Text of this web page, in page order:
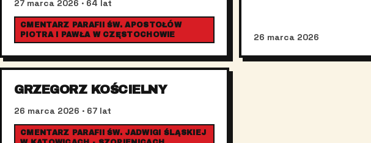
27 marca 2026 · 64 lat
CMENTARZ PARAFII ŚW. APOSTOŁÓW
PIOTRA I PAWŁA W CZĘSTOCHOWIE
26 marca 2026
GRZEGORZ KOŚCIELNY
26 marca 2026 · 67 lat
CMENTARZ PARAFII ŚW. JADWIGI ŚLĄSKIEJ